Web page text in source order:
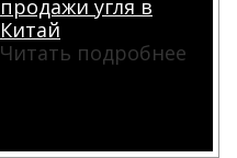
продажи угля в
Китай
Читать подробнее